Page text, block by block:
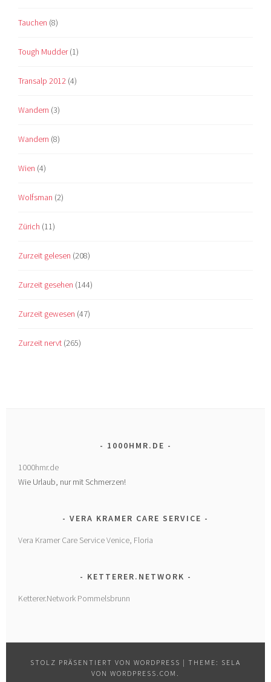
Tauchen (8)
Tough Mudder(1)
Transalp 2012 (4)
Wandern (3)
Wandern (8)
Wien (4)
Wolfsman (2)
Zürich (11)
Zurzeit gelesen (208)
Zurzeit gesehen (144)
Zurzeit gewesen (47)
Zurzeit nervt (265)
1000HMR.DE
1000hmr.de
Wie Urlaub, nur mit Schmerzen!
VERA KRAMER CARE SERVICE
Vera Kramer Care Service Venice, Floria
KETTERER.NETWORK
Ketterer.Network Pommelsbrunn
STOLZ PRÄSENTIERT VON WORDPRESS | THEME: SELA
VON WORDPRESS.COM